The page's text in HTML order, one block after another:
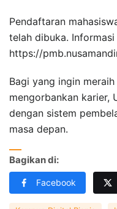
Pendaftaran
telah dibuka.
https://
Bagi yang ingin
mengorbankan karier,
dengan sistem
masa depan.
Bagikan di:
Facebook